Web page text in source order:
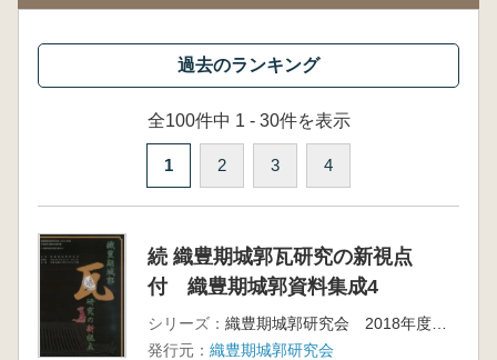
全100件中 1 - 30件を表示
1 2 3 4
続 織豊期城郭瓦研究の新視点
付 織豊期城郭資料集成4
シリーズ：
織豊期城郭研究会 2018年度京都研究集会資料集
発行元： 織豊期城郭研究会